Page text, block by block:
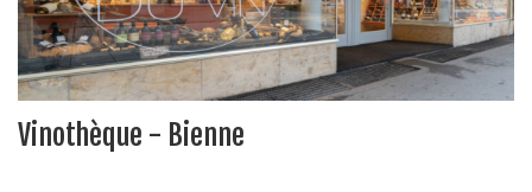
Vinothèque - Bienne